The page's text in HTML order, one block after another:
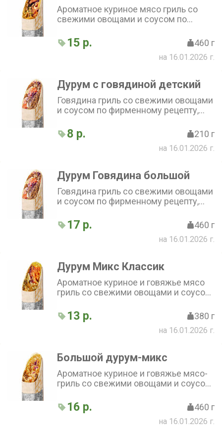
Ароматное куриное мясо гриль со
свежими овощами и соусом по
тонкий бездрожжевой лаваш
15 р. 460 г
на 16.01.2026 г.
Дурум с говядиной детский
Говядина гриль со свежими овощами
и соусом по фирменному рецепту,
лаваш
8 р. 210 г
на 16.01.2026 г.
Дурум Говядина большой
Говядина гриль со свежими овощами
и соусом по фирменному рецепту,
лаваш17 р. 460 г
на 16.01.2026 г.
Дурум Микс Классик
Ароматное куриное и говяжье мясо
гриль со свежими овощами и соусом
в тонкий бездрожжевой лаваш
13 р. 380 г
на 16.01.2026 г.
Большой дурум-микс
Ароматное куриное и говяжье мясо-
гриль со свежими овощами и соусом
в тонкий бездрожжевой лаваш
16 р. 460 г
на 16.01.2026 г.